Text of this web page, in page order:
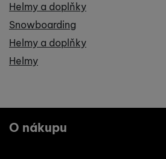
Helmy a doplňky
Snowboarding
Helmy a doplňky
Helmy
O nákupu